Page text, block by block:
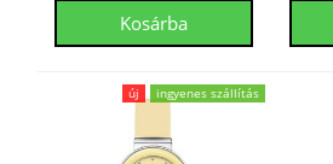
új ingyenes szállítás